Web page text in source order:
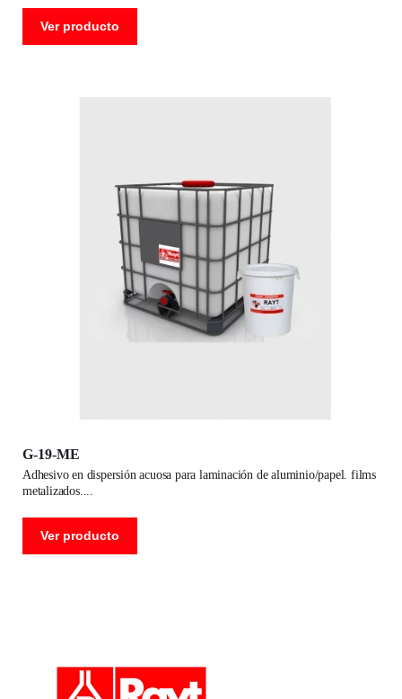
Ver producto
G-19-ME
adhesivo en dispersión acuosa para laminación de aluminio/papel. films
metalizados.
Ver producto